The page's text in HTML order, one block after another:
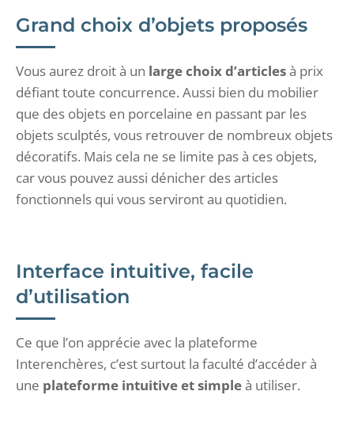
Grand choix d’objets proposés
Vous aurez droit à un large choix d’articlesà prix
défiant toute concurrence. Aussi bien du mobilier
que des objets en porcelaine en passant par les
objets sculptés, vous retrouver de nombreux objets
décoratifs. Mais cela ne se limite pas à ces objets,
car vous pouvez aussi dénicher des articles
fonctionnels qui vous serviront au quotidien.
Interface intuitive, facile
d’utilisation
Ce que l’on apprécie avec la plateforme
Interenchères, c’est surtout la faculté d’accéder à
une plateforme intuitive et simpleà utiliser.